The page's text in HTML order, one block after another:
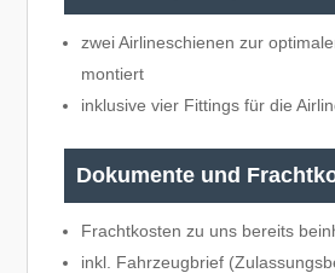
zwei Airlineschienen zur
montiert
inklusive vier Fittings für die
Dokumente und
Frachtkosten zu uns bereits
inkl. Fahrzeugbrief